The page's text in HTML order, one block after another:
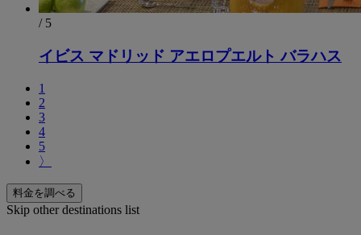
/ 5
イビス マドリッド アエロプエルト バラハス
1
2
3
4
5
〉
料金を調べる
Skip other destinations list